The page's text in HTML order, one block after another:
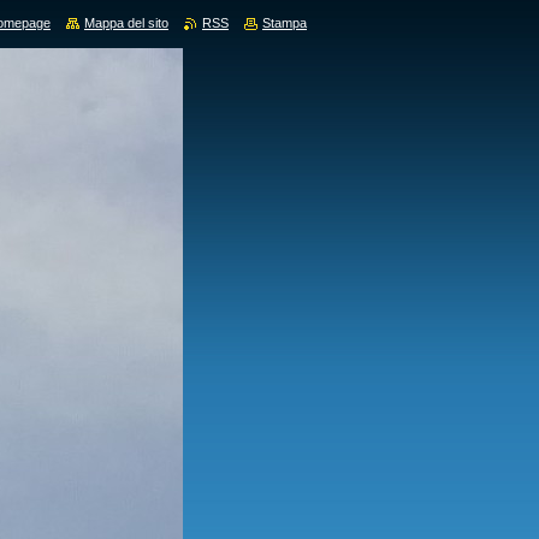
Mappa del sito RSS Stampa